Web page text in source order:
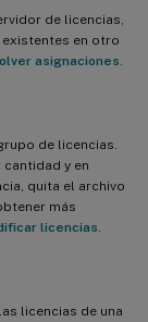
de licencias,
en otro
asignaciones
de licencias.
y en
quita el archivo
más
licencias
licencias de una